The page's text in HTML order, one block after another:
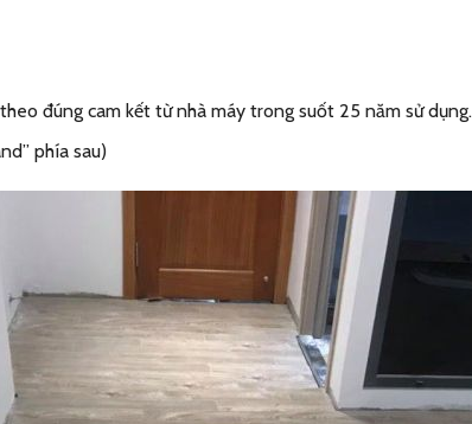
đúng cam kết từ nhà máy trong suốt 25 năm sử dụng.
phía sau)